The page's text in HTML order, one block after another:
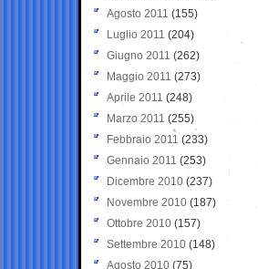
Agosto 2011 (155)
Luglio 2011 (204)
Giugno 2011 (262)
Maggio 2011 (273)
Aprile 2011 (248)
Marzo 2011 (255)
Febbraio 2011 (233)
Gennaio 2011 (253)
Dicembre 2010 (237)
Novembre 2010 (187)
Ottobre 2010 (157)
Settembre 2010 (148)
Agosto 2010 (75)